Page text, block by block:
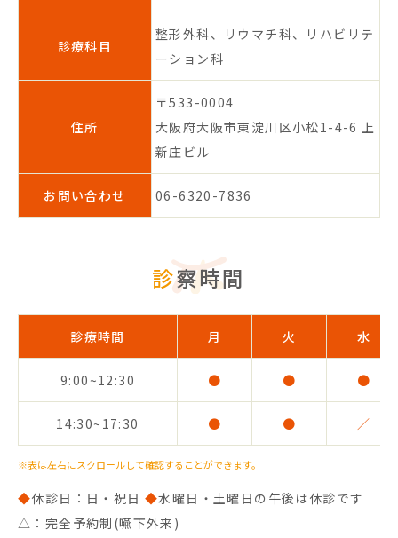
診療科目
整形外科、リウマチ科、リハビリテ
ーション科
住所
〒533-0004
大阪府大阪市東淀川区小松1-4-6上
新庄ビル
お問い合わせ 06-6320-7836
診察時間
診療時間 月 火 水
9:00~12:30 ● ● ●
14:30~17:30 ● ● ／
※表は左右にスクロールして確認することができます。
◆休診日：日・祝日 ◆水曜日・土曜日の午後は休診です
△：完全予約制(嚥下外来)